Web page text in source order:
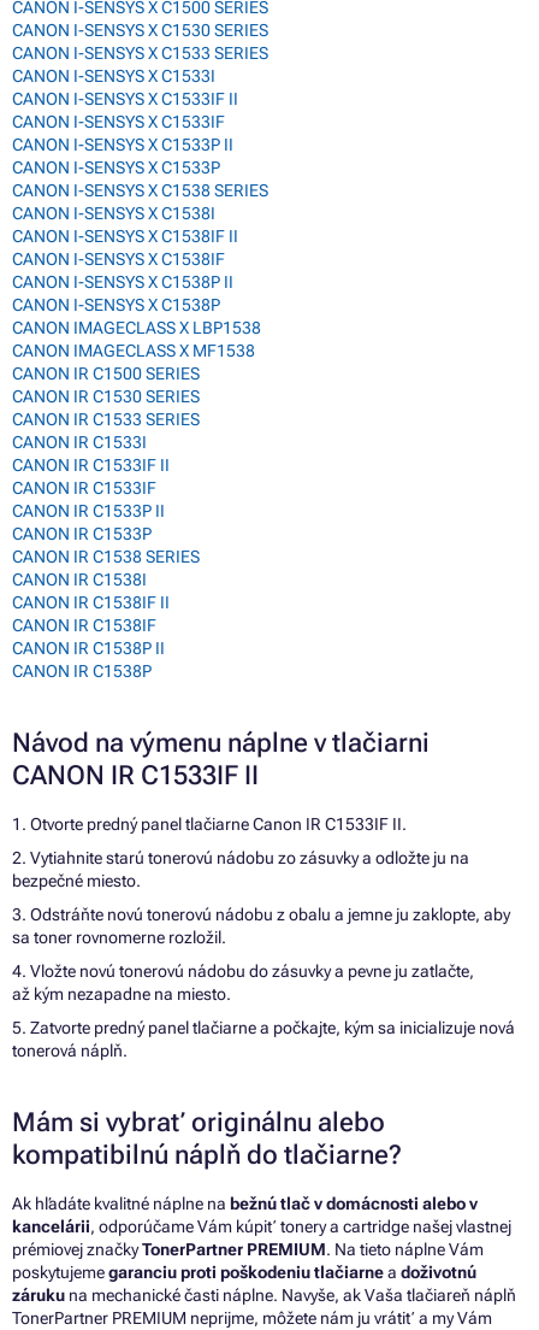
CANON I-SENSYS X C1500 SERIES
CANON I-SENSYS X C1530 SERIES
CANON I-SENSYS X C1533 SERIES
CANON I-SENSYS X C1533I
CANON I-SENSYS X C1533IF II
CANON I-SENSYS X C1533IF
CANON I-SENSYS X C1533P II
CANON I-SENSYS X C1533P
CANON I-SENSYS X C1538 SERIES
CANON I-SENSYS X C1538I
CANON I-SENSYS X C1538IF II
CANON I-SENSYS X C1538IF
CANON I-SENSYS X C1538P II
CANON I-SENSYS X C1538P
CANON IMAGECLASS X LBP1538
CANON IMAGECLASS X MF1538
CANON IR C1500 SERIES
CANON IR C1530 SERIES
CANON IR C1533 SERIES
CANON IR C1533I
CANON IR C1533IF II
CANON IR C1533IF
CANON IR C1533P II
CANON IR C1533P
CANON IR C1538 SERIES
CANON IR C1538I
CANON IR C1538IF II
CANON IR C1538IF
CANON IR C1538P II
CANON IR C1538P
Návod na výmenu náplne v tlačiarni
CANON IR C1533IF II
1. Otvorte predný panel tlačiarne Canon IR C1533IF II.
2. Vytiahnite starú tonerovú nádobu zo zásuvky a odložte ju na
bezpečné miesto.
3. Odstráňte novú tonerovú nádobu z obalu a jemne ju zaklopte, aby
sa toner rovnomerne rozložil.
4. Vložte novú tonerovú nádobu do zásuvky a pevne ju zatlačte,
až kým nezapadne na miesto.
5. Zatvorte predný panel tlačiarne a počkajte, kým sa inicializuje nová
tonerová náplň.
Mám si vybrať originálnu alebo
kompatibilnú náplň do tlačiarne?
Ak hľadáte kvalitné náplne na bežnú tlač v domácnosti alebo v
kancelárii, odporúčame Vám kúpiť tonery a cartridge našej vlastnej
prémiovej značkyTonerPartner PREMIUM. Na tieto náplne Vám
poskytujemegaranciu proti poškodeniu tlačiarnea doživotnú
záruku na mechanické časti náplne. Navyše, ak Vaša tlačiareň náplň
TonerPartner PREMIUM neprijme, môžete nám ju vrátiť a my Vám